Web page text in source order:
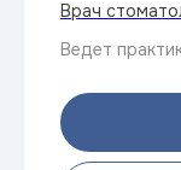
Врач
Ведет